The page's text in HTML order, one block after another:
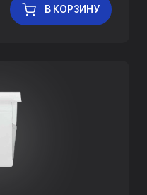
В КОРЗИНУ